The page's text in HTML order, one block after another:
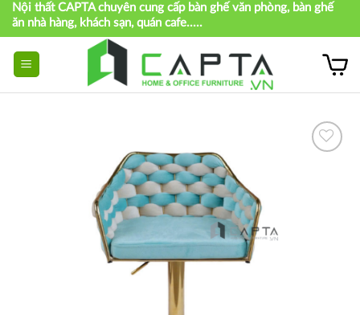
Skip
content
Nội thất CAPTA chuyên cung cấp bàn ghế văn phòng, bàn ghế
ăn nhà hàng, khách sạn, quán cafe.....